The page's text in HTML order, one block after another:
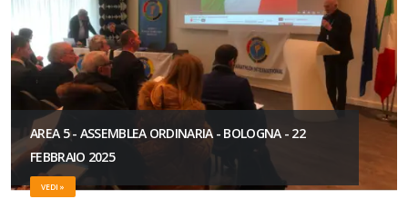
AREA 5 - ASSEMBLEA ORDINARIA - BOLOGNA - 22
FEBBRAIO 2025
VEDI »